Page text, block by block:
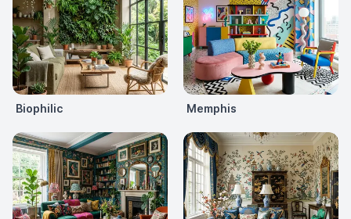
Biophilic Memphis